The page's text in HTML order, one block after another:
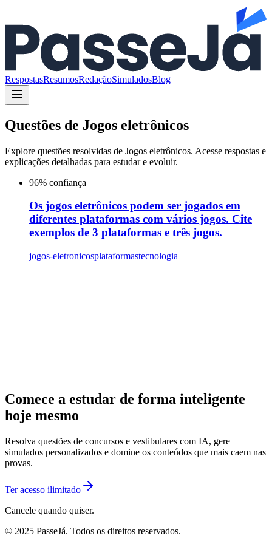
RespostasResumosRedaçãoSimuladosBlog
Questões de Jogos eletrônicos
Explore questões resolvidas de Jogos eletrônicos. Acesse respostas e
explicações detalhadas para estudar e evoluir.
96% confiança
Os jogos eletrônicos podem ser jogados em
diferentes plataformas com vários jogos. Cite
exemplos de 3 plataformas e três jogos.
jogos-eletronicosplataformastecnologia
Comece a estudar de forma inteligente
hoje mesmo
Resolva questões de concursos e vestibulares com IA, gere
simulados personalizados e domine os conteúdos que mais caem nas
provas.
Ter acesso ilimitado
Cancele quando quiser.
© 2025 PasseJá. Todos os direitos reservados.